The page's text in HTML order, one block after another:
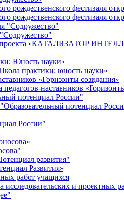
рождественского фестиваля
рождественского фестиваля
"Содружество"
проекта «КАТАЛИЗАТОР
Юность науки»
практики: юность науки»
«Горизонты созидания»
педагогов-наставников
потенциал России"
потенциал
России"
развития"
Развития»
работ учащихся
исследовательских и проектных